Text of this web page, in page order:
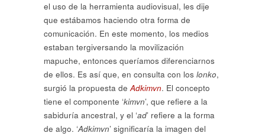
el uso de la herramienta audiovisual, les dije
que estábamos haciendo otra forma de
comunicación. En este momento, los medios
estaban tergiversando la movilización
mapuche, entonces queríamos diferenciarnos
de ellos. Es así que, en consulta con los lonko,
surgió la propuesta deAdkimvn. El concepto
tiene el componente ‘kimvn’, que refiere a la
sabiduría ancestral, y el ‘ad’ refiere a la forma
de algo. ‘Adkimvn’ significaría la imagen del